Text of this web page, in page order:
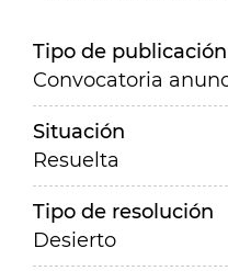
Tipo de publicación
Convocatoria
Situación
Resuelta
Tipo de resolución
Desierto